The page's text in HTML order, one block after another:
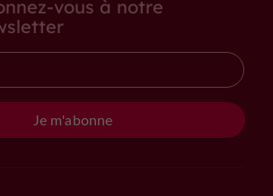
vous à notre
Je m'abonne